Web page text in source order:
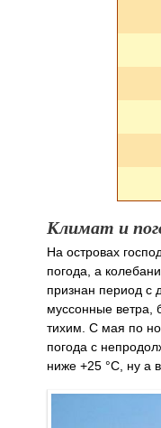
Климат и
На островах
погода, а
признан период с
муссонные ветра,
тихим. С мая по
погода с
ниже +25 °С, ну а